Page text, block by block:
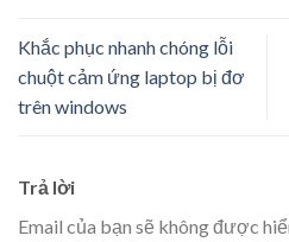
Khắc phục nhanh chóng lỗi
chuột cảm ứng laptop bị đơ
trên windows
Trả lời
Email của bạn sẽ không được